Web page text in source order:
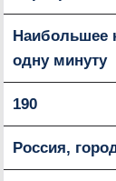
Наибольшее
одну минуту
190
Россия,